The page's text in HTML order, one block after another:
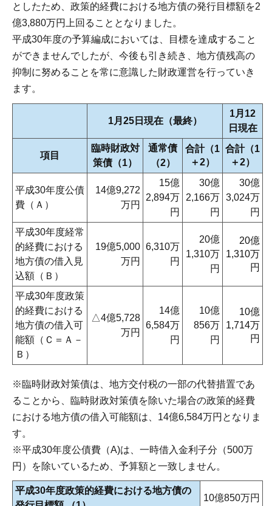
としたため、政策的経費における地方債の発行目標額を2
億3,880万円上回ることとなりました。
平成30年度の予算編成においては、目標を達成すること
ができませんでしたが、今後も引き続き、地方債残高の
抑制に努めることを常に意識した財政運営を行っていき
ます。
1月25日現在（最終）
1月12
日現在
項目
臨時財政対
策債（1）
通常債
（2）
合計（1
＋2）
合計（1
＋2）
平成30年度公債
費（Ａ）
14億9,272
万円
15億
2,894万
円
30億
2,166万
円
30億
3,024万
円
平成30年度経常
的経費における
地方債の借入見
込額（Ｂ）
19億5,000
万円
6,310万
円
20億
1,310万
円
20億
1,310万
円
平成30年度政策
的経費における
地方債の借入可
能額（Ｃ＝Ａ－
Ｂ）
△4億5,728
万円
14億
6,584万
円
10億
856万
円
10億
1,714万
円
※臨時財政対策債は、地方交付税の一部の代替措置であ
ることから、臨時財政対策債を除いた場合の政策的経費
における地方債の借入可能額は、14億6,584万円となりま
す。
※平成30年度公債費（A)は、一時借入金利子分（500万
円）を除いているため、予算額と一致しません。
平成30年度政策的経費における地方債の
10億850万円